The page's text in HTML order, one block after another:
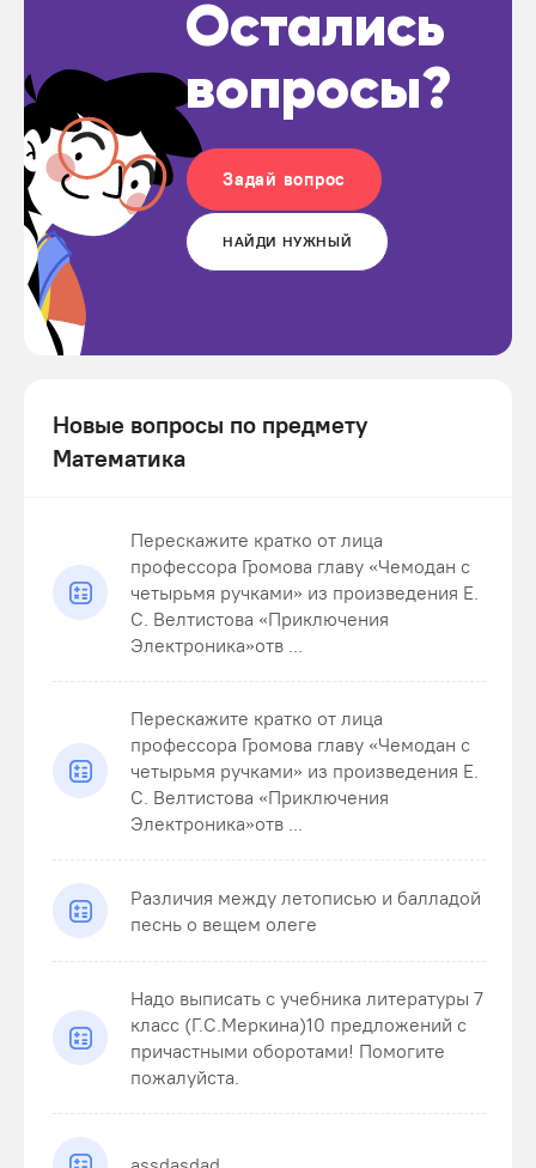
Остались
вопросы?
Задай вопрос
НАЙДИ НУЖНЫЙ
Новые вопросы по предмету
Математика
Перескажите кратко от лица
профессора Громова главу «Чемодан с
четырьмя ручками» из произведения Е.
С. Велтистова «Приключения
Электроника»отв ...
Перескажите кратко от лица
профессора Громова главу «Чемодан с
четырьмя ручками» из произведения Е.
С. Велтистова «Приключения
Электроника»отв ...
Различия между летописью и балладой
песнь о вещем олеге
Надо выписать с учебника литературы 7
класс (Г.С.Меркина)10 предложений с
причастными оборотами! Помогите
пожалуйста.